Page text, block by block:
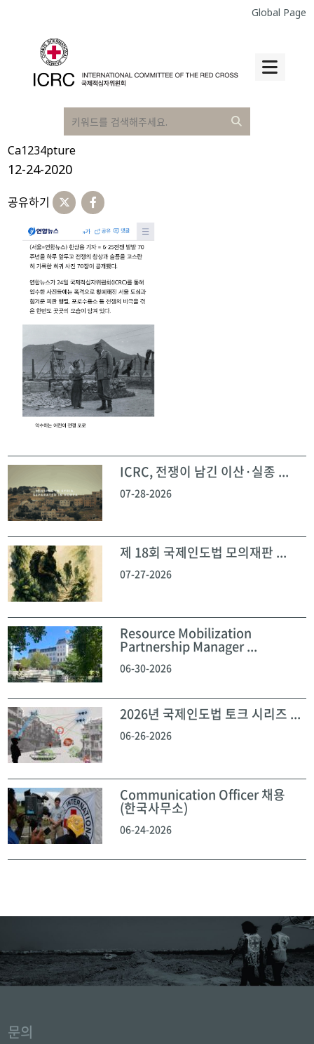
Global Page
Ca1234pture
12-24-2020
공유하기
ICRC, 전쟁이 남긴 이산·실종 ...
07-28-2026
제 18회 국제인도법 모의재판 ...
07-27-2026
Resource Mobilization
Partnership Manager ...
06-30-2026
2026년 국제인도법 토크 시리즈 ...
06-26-2026
Communication Officer 채용
(한국사무소)
06-24-2026
문의